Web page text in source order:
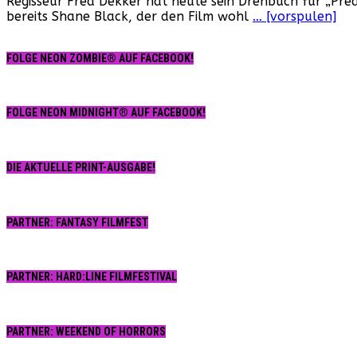
bereits Shane Black, der den Film wohl … [vorspulen]
FOLGE NEON ZOMBIE® AUF FACEBOOK!
FOLGE NEON MIDNIGHT® AUF FACEBOOK!
DIE AKTUELLE PRINT-AUSGABE!
PARTNER: FANTASY FILMFEST
PARTNER: HARD:LINE FILMFESTIVAL
PARTNER: WEEKEND OF HORRORS